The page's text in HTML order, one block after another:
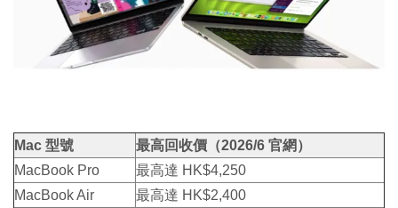
Mac 型號
最高回收價（2026/6 官網）
MacBook Pro
最高達 HK$4,250
MacBook Air
最高達 HK$2,400